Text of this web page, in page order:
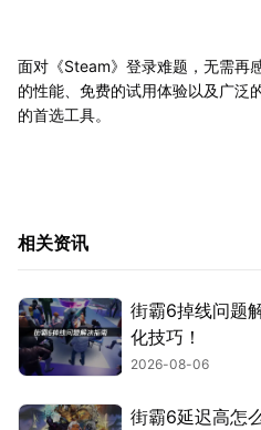
面对《Steam》登录难题，无需再
的性能、免费的试用体验以及广泛
的首选工具。
相关资讯
街霸6掉线问题
化技巧！
2026-08-06
街霸6延迟高怎